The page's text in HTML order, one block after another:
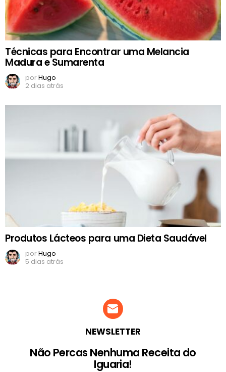
Técnicas para Encontrar uma Melancia
Madura e Sumarenta
porHugo
2 dias atrás
Produtos Lácteos para uma Dieta Saudável
porHugo
5 dias atrás
NEWSLETTER
Não Percas Nenhuma Receita do
Iguaria!